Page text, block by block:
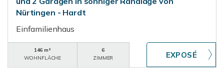
Nürtingen - Hardt
Einfamilienhaus
146 m²
WOHNFLÄCHE
6
ZIMMER